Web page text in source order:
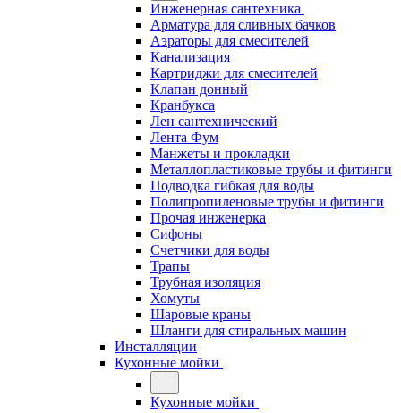
Инженерная сантехника
Арматура для сливных бачков
Аэраторы для смесителей
Канализация
Картриджи для смесителей
Клапан донный
Кранбукса
Лен сантехнический
Лента Фум
Манжеты и прокладки
Металлопластиковые трубы и фитинги
Подводка гибкая для воды
Полипропиленовые трубы и фитинги
Прочая инженерка
Сифоны
Счетчики для воды
Трапы
Трубная изоляция
Хомуты
Шаровые краны
Шланги для стиральных машин
Инсталляции
Кухонные мойки
Кухонные мойки